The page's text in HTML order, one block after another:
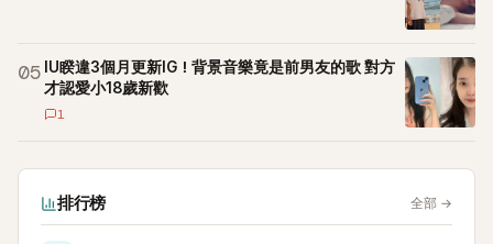
05 IU睽違3個月更新IG！背景音樂竟是前男友的歌 對方
才認愛小18歲新歡
1
排行榜 全部 →